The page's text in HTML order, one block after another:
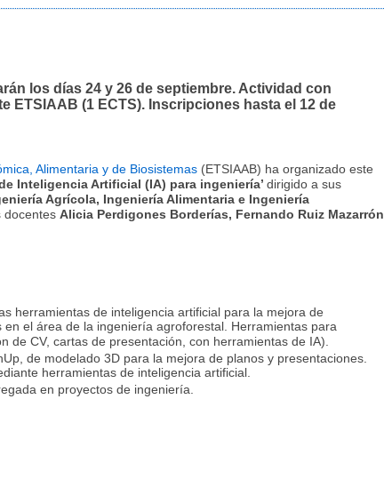
los días 24 y 26 de septiembre. Actividad con
ETSIAAB (1 ECTS). Inscripciones hasta el 12 de
Alimentaria y de Biosistemas (ETSIAAB) ha organizado este
Inteligencia Artificial (IA) para ingeniería’ dirigido a sus
Agrícola, Ingeniería Alimentaria e Ingeniería
docentes Alicia Perdigones Borderías, Fernando Ruiz Mazarrón
herramientas de inteligencia artificial para la mejora de
el área de la ingeniería agroforestal. Herramientas para
de CV, cartas de presentación, con herramientas de IA).
de modelado 3D para la mejora de planos y presentaciones.
herramientas de inteligencia artificial.
en proyectos de ingeniería.